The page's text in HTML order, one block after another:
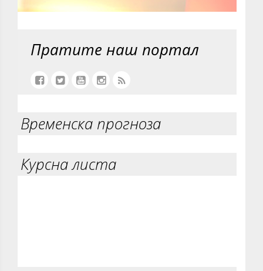
Пратите наш портал
Временска прогноза
Курсна листа